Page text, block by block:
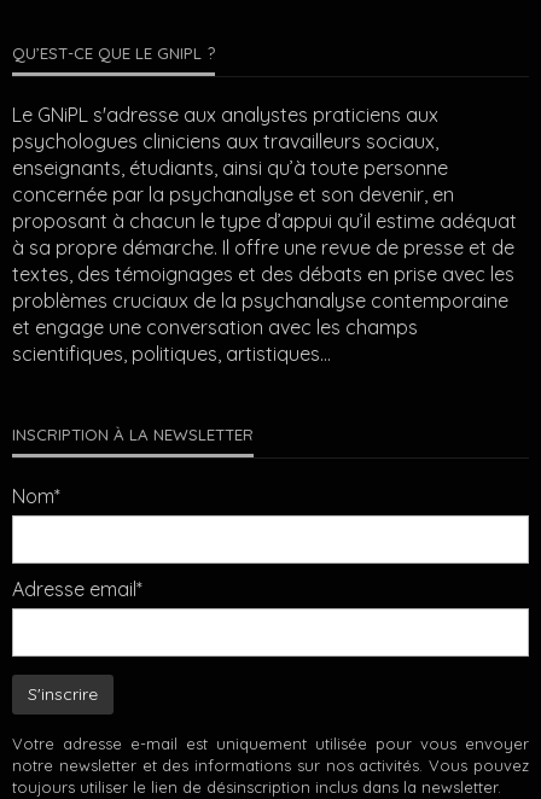
QU’EST-CE QUE LE GNIPL ?
Le GNiPL s'adresse aux analystes praticiens aux
psychologues cliniciens aux travailleurs sociaux,
enseignants, étudiants, ainsi qu’à toute personne
concernée par la psychanalyse et son devenir, en
proposant à chacun le type d’appui qu’il estime adéquat
à sa propre démarche. Il offre une revue de presse et de
textes, des témoignages et des débats en prise avec les
problèmes cruciaux de la psychanalyse contemporaine
et engage une conversation avec les champs
scientifiques, politiques, artistiques…
INSCRIPTION À LA NEWSLETTER
Nom*
Adresse email*
Votre adresse e-mail est uniquement utilisée pour vous envoyer
notre newsletter et des informations sur nos activités. Vous pouvez
toujours utiliser le lien de désinscription inclus dans la newsletter.